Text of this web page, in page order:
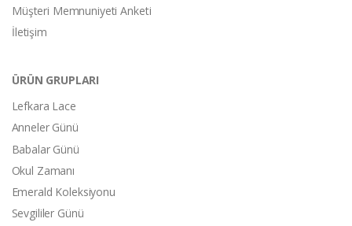
Müşteri Memnuniyeti Anketi
İletişim
ÜRÜN GRUPLARI
Lefkara Lace
Anneler Günü
Babalar Günü
Okul Zamanı
Emerald Koleksiyonu
Sevgililer Günü